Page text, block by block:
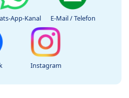
App-Kanal E-Mail / Telefon
Instagram